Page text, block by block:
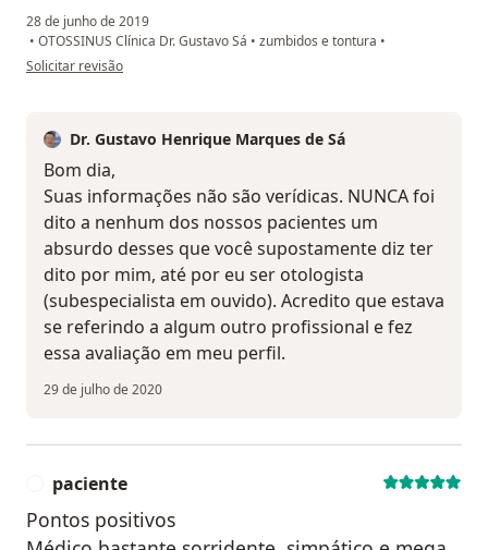
28 de junho de 2019
• OTOSSINUS Clínica Dr. Gustavo Sá • zumbidos e tontura •
na opinião do utilizador julifoto
Solicitar revisão
Dr. Gustavo Henrique Marques de Sá
Bom dia,
Suas informações não são verídicas. NUNCA foi
dito a nenhum dos nossos pacientes um
absurdo desses que você supostamente diz ter
dito por mim, até por eu ser otologista
(subespecialista em ouvido). Acredito que estava
se referindo a algum outro profissional e fez
essa avaliação em meu perfil.
29 de julho de 2020
paciente
Pontos positivos